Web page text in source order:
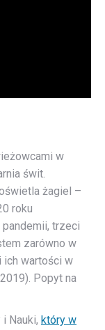
w
świt.
żagiel –
roku
trzeci
zarówno w
ich wartości w
Popyt na
Nauki, który w